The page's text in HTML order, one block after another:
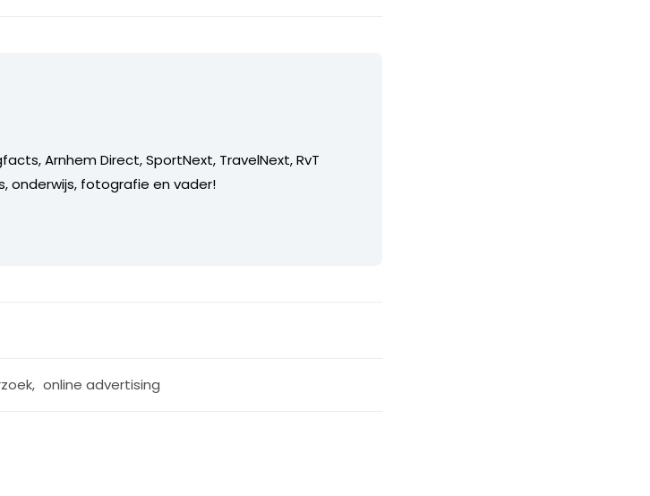
Arnhem Direct, SportNext, TravelNext, RvT
onderwijs, fotografie en vader!
, online advertising